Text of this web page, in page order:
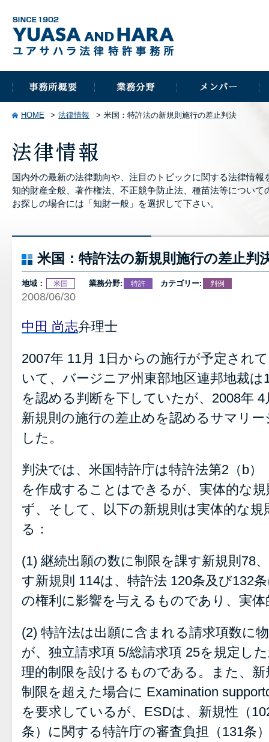
HOME 法律情報 米国：特許法の新規則施行の差止判決
国内外の最新の法律動向や、注目のトピックに関する法律情報
知的財産全般、著作権法、不正競争防止法、種苗法等について
お探しの場合には「知財一般」を選択して下さい。
米国：特許法の新規則施行の差止判
地域： 米国 業務分野: 特許 カテゴリー: 判例
2008/06/30
中田 尚志弁理士
2007年 11月 1日からの施行が予定され
いて、バージニア州東部地区連邦地裁は
を認める判断を下していたが、2008年
新規則の施行の差止めを認めるサマリ
した。
判決では、米国特許庁は特許法第2（b
を作成することはできるが、実体的な
ず、そして、以下の新規則は実体的な
る：
(1) 継続出願の数に制限を課す新規則78
す新規則 114は、特許法 120条及び132
の権利に影響を与えるものであり、実
(2) 特許法は出願に含まれる請求項数に
が、独立請求項 5/総請求項 25を規定し
理的制限を設けるものである。また、
制限を超えた場合に Examination
を要求しているが、ESDは、新規性（
条）に関する特許庁の審査負担（131条